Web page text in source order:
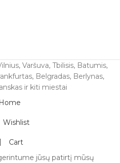
Varšuva, Tbilisis, Batumis,
Belgradas, Berlynas,
ir kiti miestai
Home
Wishlist
Cart
jūsų patirtį mūsų